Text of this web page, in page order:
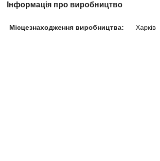
Інформація про виробництво
Місцезнаходження виробництва: Харків